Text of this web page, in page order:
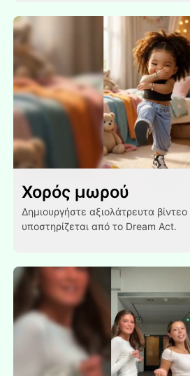
Χορός μωρού
Δημιουργήστε αξιολάτρευτα
υποστηρίζεται από το Dream Act.